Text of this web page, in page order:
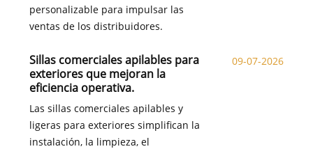
personalizable para impulsar las
ventas de los distribuidores.
Sillas comerciales apilables para
exteriores que mejoran la
eficiencia operativa.
Las sillas comerciales apilables y
ligeras para exteriores simplifican la
instalación, la limpieza, el
09-07-2026